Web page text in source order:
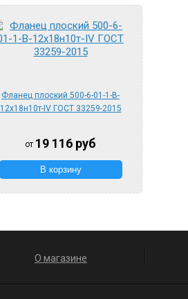
Фланец плоский 500-6-01-1-B-
12х18н10т-IV ГОСТ 33259-2015
от 19 116 руб
О магазине